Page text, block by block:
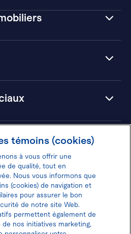
pour gagner 100$
témoins (cookies)
à vous offrir une
de qualité, tout en
Nous vous informons que
(cookies) de navigation et
pour assurer le bon
de notre site Web.
permettent également de
nos initiatives marketing,